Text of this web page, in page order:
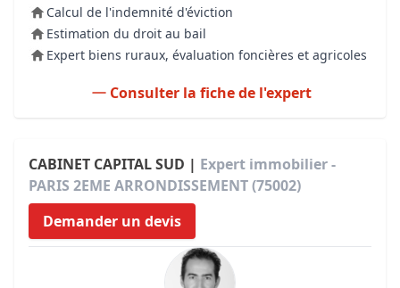
Calcul de l'indemnité d'éviction
Estimation du droit au bail
Expert biens ruraux, évaluation foncières et agricoles
Consulter la fiche de l'expert
CABINET CAPITAL SUD | Expert immobilier -
PARIS 2EME ARRONDISSEMENT (75002)
Demander un devis